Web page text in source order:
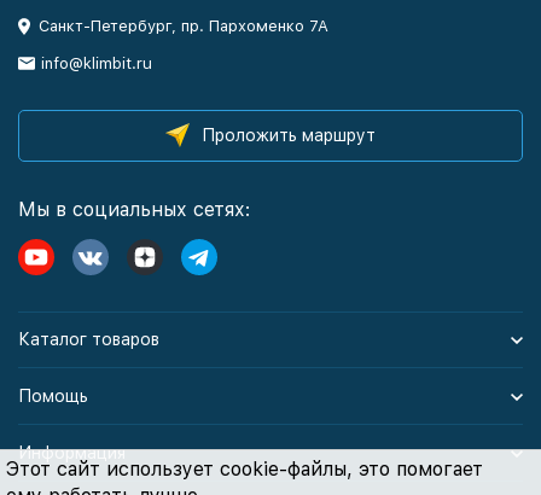
Этот сайт использует cookie-файлы, это помогает
Санкт-Петербург, пр. Пархоменко 7А
info@klimbit.ru
Проложить маршрут
Мы в социальных сетях:
Каталог товаров
Помощь
Информация